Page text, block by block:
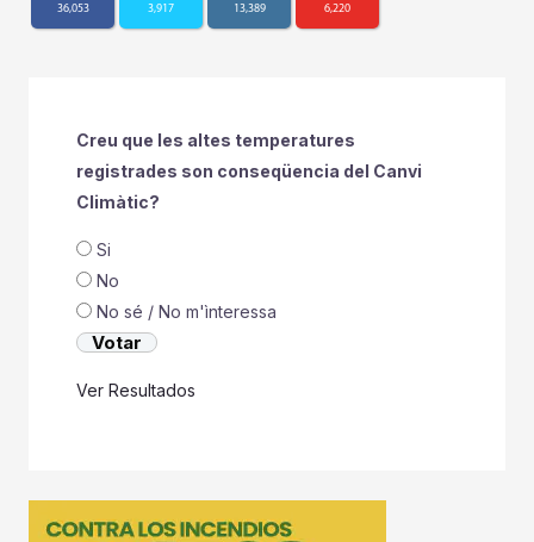
36,053 3,917 13,389 6,220
Creu que les altes temperatures
registrades son conseqüencia del Canvi
Climàtic?
Si
No
No sé / No m'ìnteressa
Ver Resultados